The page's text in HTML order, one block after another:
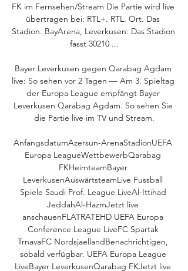
FK im Fernsehen/Stream Die Partie wird live
übertragen bei: RTL+. RTL. Ort. Das
Stadion. BayArena, Leverkusen. Das Stadion
fasst 30210 ...
Bayer Leverkusen gegen Qarabag Agdam
live: So sehen vor 2 Tagen — Am 3. Spieltag
der Europa League empfängt Bayer
Leverkusen Qarabag Agdam. So sehen Sie
die Partie live im TV und Stream.
AnfangsdatumAzersun-ArenaStadionUEFA
Europa LeagueWettbewerbQarabag
FKHeimteamBayer
LeverkusenAuswärtsteamLive Fussball
Spiele Saudi Prof. League LiveAl-Ittihad
JeddahAl-HazmJetzt live
anschauenFLATRATEHD UEFA Europa
Conference League LiveFC Spartak
TrnavaFC NordsjaellandBenachrichtigen,
sobald verfügbar. UEFA Europa League
LiveBayer LeverkusenQarabag FKJetzt live